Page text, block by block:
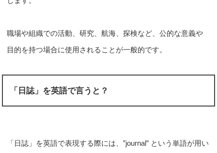
職場や組織での活動、研究、航海、探検など、公的な意義や
目的を持つ場合に使用されることが一般的です。
「日誌」を英語で言うと？
「日誌」を英語で表現する際には、”journal” という単語が用い